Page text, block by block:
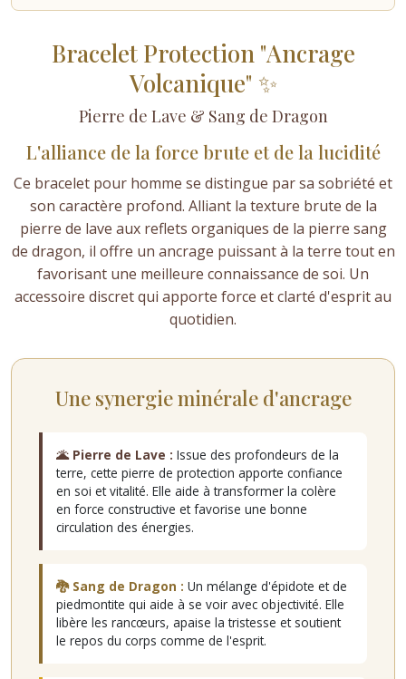
Bracelet Protection "Ancrage
Volcanique" ✨
Pierre de Lave & Sang de Dragon
L'alliance de la force brute et de la lucidité
Ce bracelet pour homme se distingue par sa sobriété et
son caractère profond. Alliant la texture brute de la
pierre de lave aux reflets organiques de la pierre sang
de dragon, il offre un ancrage puissant à la terre tout en
favorisant une meilleure connaissance de soi. Un
accessoire discret qui apporte force et clarté d'esprit au
quotidien.
Une synergie minérale d'ancrage
🌋 Pierre de Lave : Issue des profondeurs de la
terre, cette pierre de protection apporte confiance
en soi et vitalité. Elle aide à transformer la colère
en force constructive et favorise une bonne
circulation des énergies.
🐉 Sang de Dragon : Un mélange d'épidote et de
piedmontite qui aide à se voir avec objectivité. Elle
libère les rancœurs, apaise la tristesse et soutient
le repos du corps comme de l'esprit.